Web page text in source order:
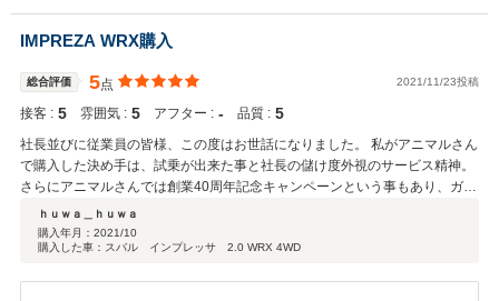
申し上げます。 重ねて身に余る口コミ有難うございます。有難がたい
お言葉、胸にスタッフ一同サービスに邁進してまいります。 今後とも
ご指導のほどよろしくお願いします。 寒く成りますが、お仕事頑張っ
て下さい。
IMPREZA WRX購入
総合評価 5点 2021/11/23投稿
接客 : 5 雰囲気 : 5 アフター : ‐ 品質 : 5
社長並びに従業員の皆様、この度はお世話になりました。 私がアニマルさん
で購入した決め手は、試乗が出来た事と社長の儲け度外視のサービス精神。
さらにアニマルさんでは創業40周年記念キャンペーンという事もあり、ガソ
リン高騰の最中に満タンのサービスはありがたかったです。
ｈｕｗａ＿ｈｕｗａ
購入年月： 2021/10
購入した車：スバル インプレッサ 2.0 WRX 4WD